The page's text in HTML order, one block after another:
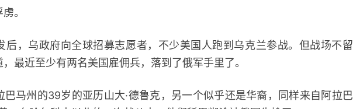
。
乌政府向全球招募志愿者，不少美国人跑到乌克兰参战。但战场不留
最近至少有两名美国雇佣兵，落到了俄军手里了。
州的39岁的亚历山大·德鲁克，另一个似乎还是华裔，同样来自阿拉巴